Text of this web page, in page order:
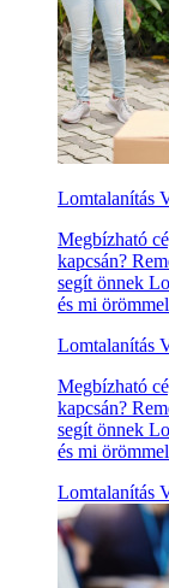
Lomtalanítás
Megbízható
kapcsán?
segít önnek
és mi
Lomtalanítás
Megbízható
kapcsán?
segít önnek
és mi
Lomtalanítás